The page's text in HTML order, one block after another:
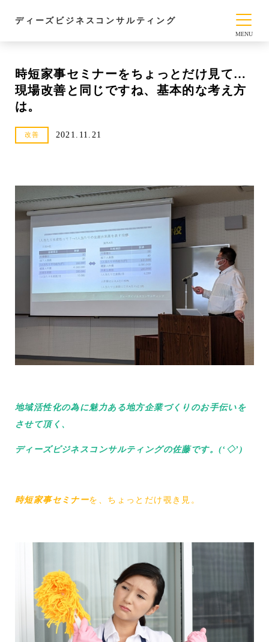
ディーズビジネスコンサルティング
時短家事セミナーをちょっとだけ見て…
現場改善と同じですね、基本的な考え方
は。
改善 2021.11.21
地域活性化の為に魅力ある地方企業づくりのお手伝いを
させて頂く、
ディーズビジネスコンサルティングの佐藤です。(‘◇’)ゞ
時短家事セミナーを、ちょっとだけ覗き見。